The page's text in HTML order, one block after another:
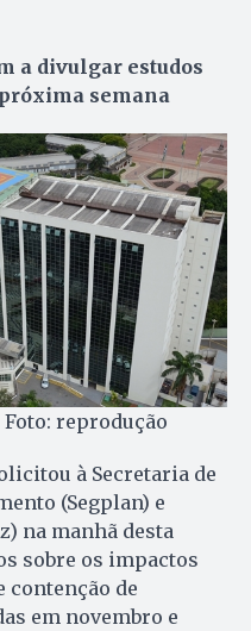
a divulgar estudos
semana
Foto: reprodução
à Secretaria de
(Segplan) e
na manhã desta
sobre os impactos
contenção de
em novembro e